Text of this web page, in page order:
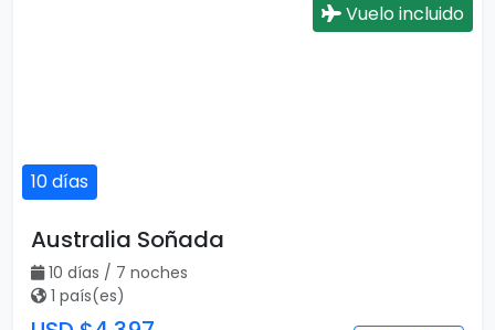
10 días
Vuelo incluido
Australia Soñada
10 días / 7 noches
1 país(es)